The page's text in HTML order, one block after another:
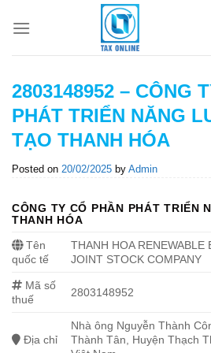
2803148952 – CÔNG
PHÁT TRIỂN NĂNG
TẠO THANH HÓA
Posted on 20/02/2025 by Admin
CÔNG TY CỔ PHẦN PHÁT TRIỂN
THANH HÓA
Tên
quốc tế
THANH HOA RENEWABLE
JOINT STOCK COMPANY
Mã số
thuế
2803148952
Địa chỉ
Nhà ông Nguyễn Thành
Thành Tân, Huyện Thạch